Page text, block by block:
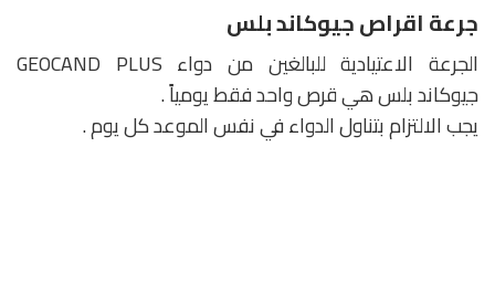
جرعة اقراص جيوكاند بلس
الجرعة الاعتيادية للبالغين من دواء GEOCAND PLUS
جيوكاند بلس هي قرص واحد فقط يومياً .
يجب الالتزام بتناول الدواء في نفس الموعد كل يوم .